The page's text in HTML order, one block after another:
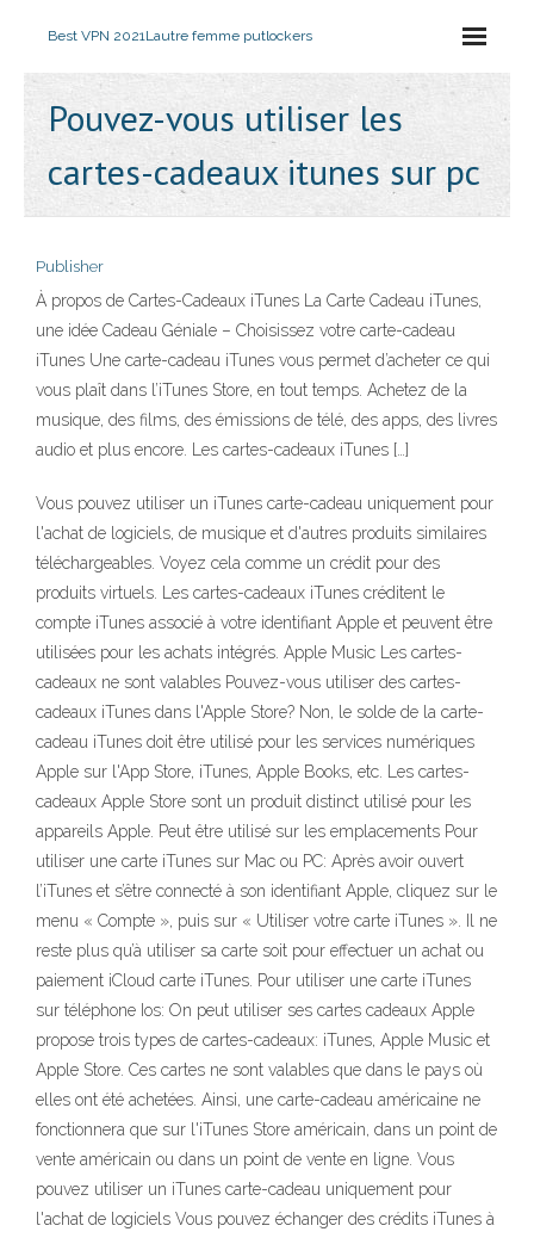
Best VPN 2021Lautre femme putlockers
Pouvez-vous utiliser les
cartes-cadeaux itunes sur pc
Publisher
À propos de Cartes-Cadeaux iTunes La Carte Cadeau iTunes,
une idée Cadeau Géniale – Choisissez votre carte-cadeau
iTunes Une carte-cadeau iTunes vous permet d’acheter ce qui
vous plaît dans l’iTunes Store, en tout temps. Achetez de la
musique, des films, des émissions de télé, des apps, des livres
audio et plus encore. Les cartes-cadeaux iTunes […]
Vous pouvez utiliser un iTunes carte-cadeau uniquement pour
l'achat de logiciels, de musique et d'autres produits similaires
téléchargeables. Voyez cela comme un crédit pour des
produits virtuels. Les cartes-cadeaux iTunes créditent le
compte iTunes associé à votre identifiant Apple et peuvent être
utilisées pour les achats intégrés. Apple Music Les cartes-
cadeaux ne sont valables Pouvez-vous utiliser des cartes-
cadeaux iTunes dans l'Apple Store? Non, le solde de la carte-
cadeau iTunes doit être utilisé pour les services numériques
Apple sur l'App Store, iTunes, Apple Books, etc. Les cartes-
cadeaux Apple Store sont un produit distinct utilisé pour les
appareils Apple. Peut être utilisé sur les emplacements Pour
utiliser une carte iTunes sur Mac ou PC: Après avoir ouvert
l’iTunes et s’être connecté à son identifiant Apple, cliquez sur le
menu « Compte », puis sur « Utiliser votre carte iTunes ». Il ne
reste plus qu’à utiliser sa carte soit pour effectuer un achat ou
paiement iCloud carte iTunes. Pour utiliser une carte iTunes
sur téléphone Ios: On peut utiliser ses cartes cadeaux Apple
propose trois types de cartes-cadeaux: iTunes, Apple Music et
Apple Store. Ces cartes ne sont valables que dans le pays où
elles ont été achetées. Ainsi, une carte-cadeau américaine ne
fonctionnera que sur l'iTunes Store américain, dans un point de
vente américain ou dans un point de vente en ligne. Vous
pouvez utiliser un iTunes carte-cadeau uniquement pour
l'achat de logiciels Vous pouvez échanger des crédits iTunes à